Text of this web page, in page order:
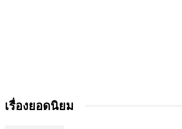
เรื่องยอดนิยม